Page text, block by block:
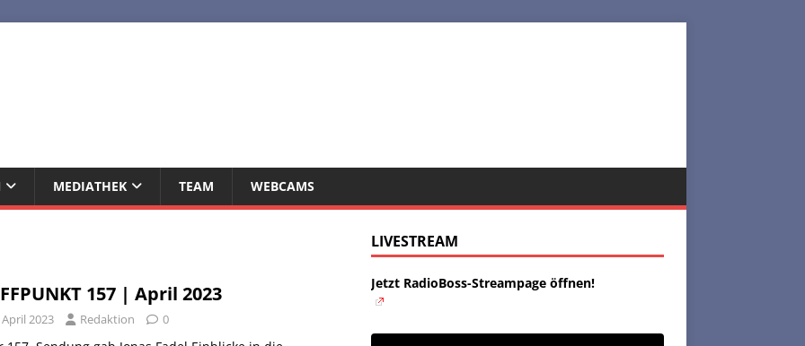
MEDIATHEK TEAM WEBCAMS
157 | April 2023
2023 Redaktion 0
LIVESTREAM
Jetzt RadioBoss-Streampage öffnen!